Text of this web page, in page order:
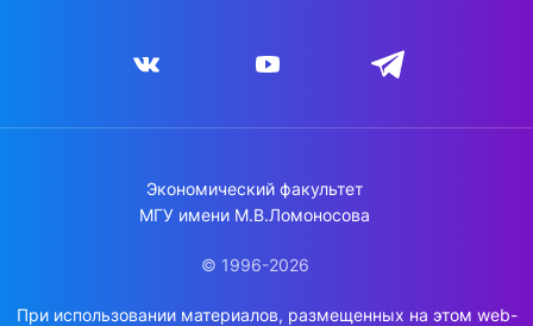
Экономический факультет
МГУ имени М.В.Ломоносова
© 1996-2026
При использовании материалов, размещенных на этом web-